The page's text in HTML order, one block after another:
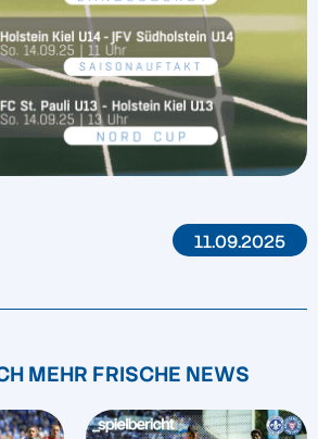
11.09.2025
MEHR FRISCHE NEWS